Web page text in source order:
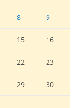
8 9
15 16
22 23
29 30